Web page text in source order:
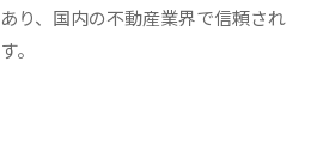
り、国内の不動産業界で信頼され
。